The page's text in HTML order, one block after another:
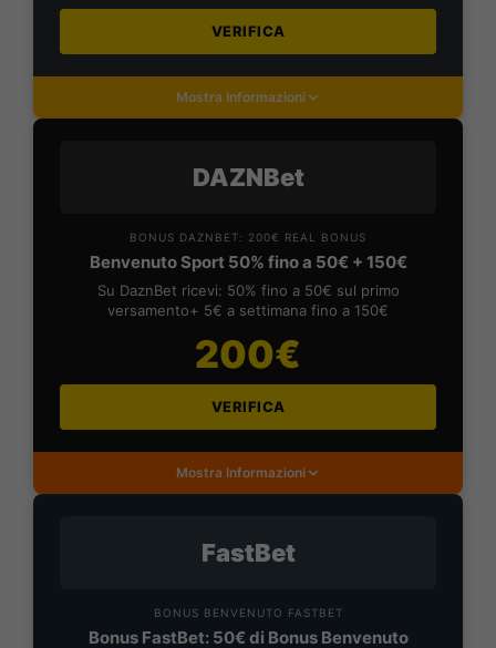
VERIFICA
Mostra Informazioni
DAZNBet
BONUS DAZNBET: 200€ REAL BONUS
Benvenuto Sport 50% fino a 50€ + 150€
Su DaznBet ricevi: 50% fino a 50€ sul primo
versamento+ 5€ a settimana fino a 150€
200€
VERIFICA
Mostra Informazioni
FastBet
BONUS BENVENUTO FASTBET
Bonus FastBet: 50€ di Bonus Benvenuto